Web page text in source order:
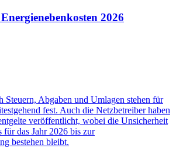
2026
Steuern, Abgaben und Umlagen stehen für
fest. Auch die Netzbetreiber haben
veröffentlicht, wobei die Unsicherheit
für das Jahr 2026 bis zur
bestehen bleibt.